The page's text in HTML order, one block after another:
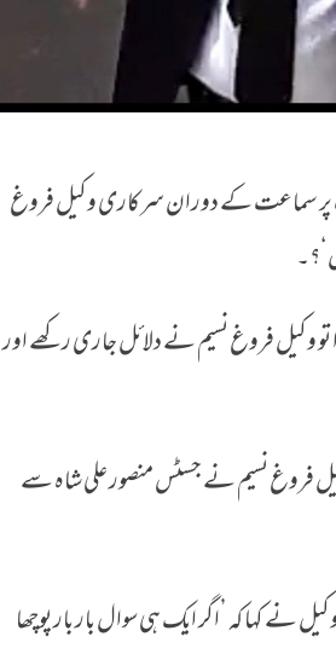
پر سماعت کے دوران سرکاری وکیل فروغ
وکیل فروغ نسیم نے دلائل جاری رکھے اور
فروغ نسیم نے جسٹس منصور علی شاہ سے
نے کہا کہ ’اگر ایک ہی سوال بار بار پوچھا